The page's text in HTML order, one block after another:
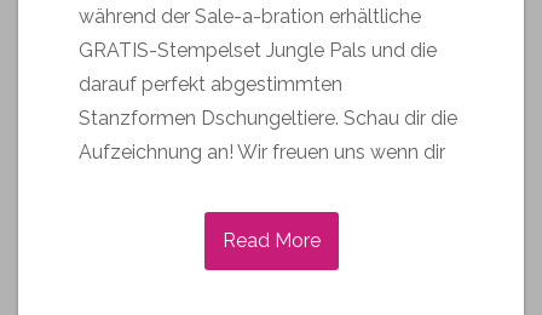
während der Sale-a-bration erhältliche
GRATIS-Stempelset Jungle Pals und die
darauf perfekt abgestimmten
Stanzformen Dschungeltiere. Schau dir die
Aufzeichnung an! Wir freuen uns wenn dir
Read More